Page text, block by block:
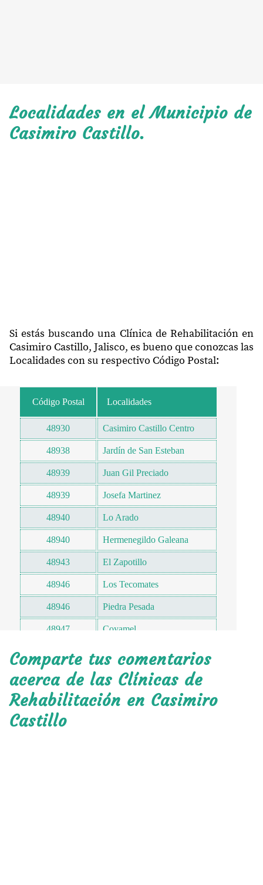
Localidades en el Municipio de
Casimiro Castillo.
Si estás buscando una Clínica de Rehabilitación en
Casimiro Castillo, Jalisco, es bueno que conozcas las
Localidades con su respectivo Código Postal:
Código Postal Localidades
48930 Casimiro Castillo Centro
48938 Jardín de San Esteban
48939 Juan Gil Preciado
48939 Josefa Martinez
48940 Lo Arado
48940 Hermenegildo Galeana
48943 El Zapotillo
48946 Los Tecomates
48946 Piedra Pesada
48947 Coyamel
Comparte tus comentarios
acerca de las Clínicas de
Rehabilitación en Casimiro
Castillo